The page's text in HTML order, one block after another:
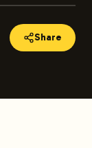
Share